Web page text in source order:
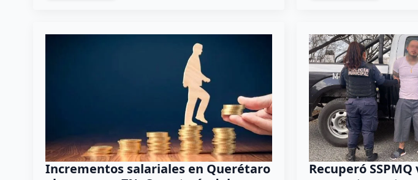
Incrementos salariales en Querétaro
Recuperó